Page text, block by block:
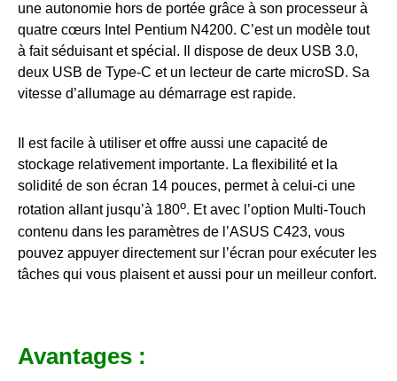
une autonomie hors de portée grâce à son processeur à
quatre cœurs Intel Pentium N4200. C’est un modèle tout
à fait séduisant et spécial. Il dispose de deux USB 3.0,
deux USB de Type-C et un lecteur de carte microSD. Sa
vitesse d’allumage au démarrage est rapide.
Il est facile à utiliser et offre aussi une capacité de
stockage relativement importante. La flexibilité et la
solidité de son écran 14 pouces, permet à celui-ci une
rotation allant jusqu’à 180o. Et avec l’option Multi-Touch
contenu dans les paramètres de l’ASUS C423, vous
pouvez appuyer directement sur l’écran pour exécuter les
tâches qui vous plaisent et aussi pour un meilleur confort.
Avantages :